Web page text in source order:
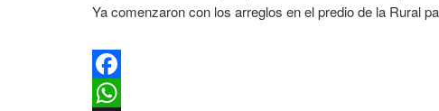
Ya comenzaron con los arreglos en el predio de la Rural
Facebook